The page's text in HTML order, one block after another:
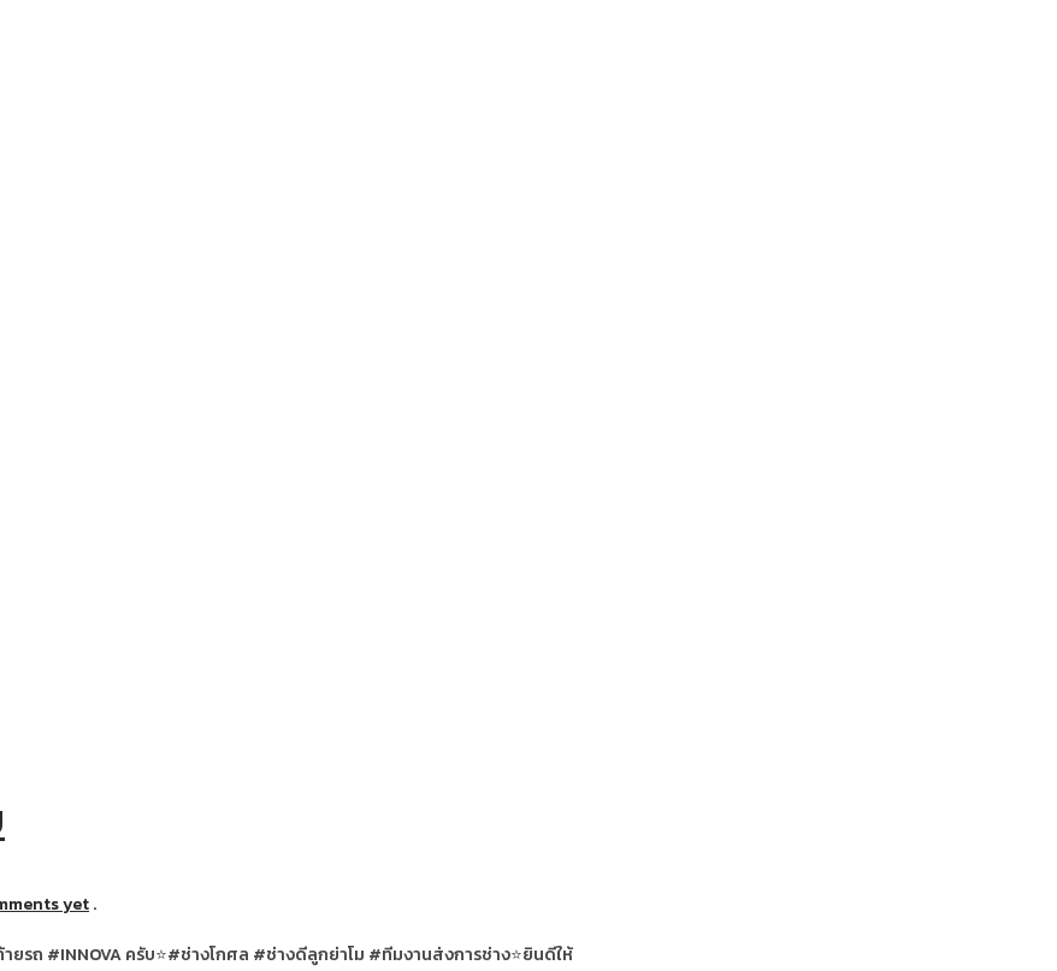
yet.
ยรถ #INNOVA ครับ⭐#ช่างโกศล #ช่างดีลูกย่าโม #ทีมงานส่งการช่าง⭐ยินดีให้